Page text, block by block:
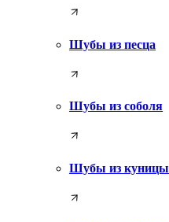
Шубы из песца
Шубы из соболя
Шубы из куницы